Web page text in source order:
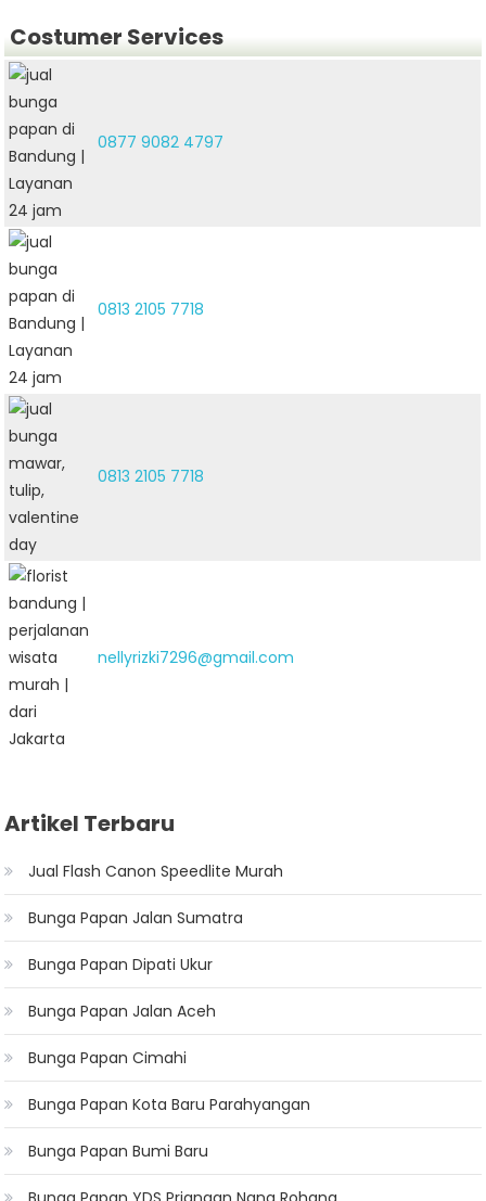
Costumer Services
0877 9082 4797
0813 2105 7718
0813 2105 7718
nellyrizki7296@gmail.com
Artikel Terbaru
Jual Flash Canon Speedlite Murah
Bunga Papan Jalan Sumatra
Bunga Papan Dipati Ukur
Bunga Papan Jalan Aceh
Bunga Papan Cimahi
Bunga Papan Kota Baru Parahyangan
Bunga Papan Bumi Baru